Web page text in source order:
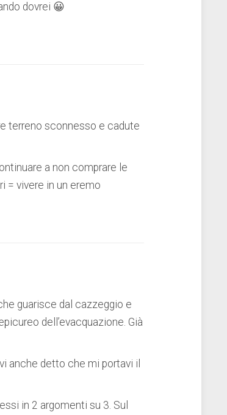
dovrei 😀
terreno sconnesso e cadute
a non comprare le
= vivere in un eremo
guarisce dal cazzeggio e
dell’evacquazione. Già
anche detto che mi portavi il
in 2 argomenti su 3. Sul